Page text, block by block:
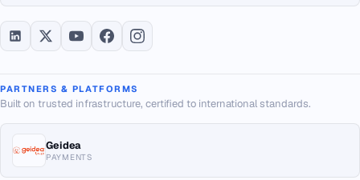
PARTNERS & PLATFORMS
Built on trusted infrastructure, certified to international standards.
Geidea
PAYMENTS